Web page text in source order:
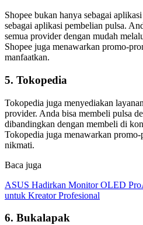
Shopee bukan hanya sebagai
sebagai aplikasi pembelian pulsa.
semua provider dengan mudah
Shopee juga menawarkan promo-
manfaatkan.
5. Tokopedia
Tokopedia juga menyediakan
provider. Anda bisa membeli pulsa
dibandingkan dengan membeli di
Tokopedia juga menawarkan
nikmati.
Baca juga
ASUS Hadirkan Monitor OLED
untuk Kreator Profesional
6. Bukalapak